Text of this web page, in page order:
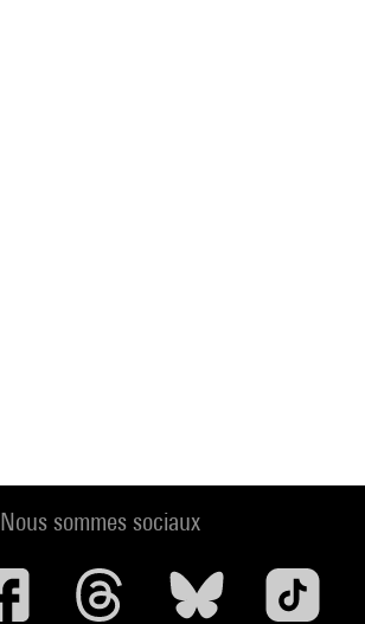
Nous sommes sociaux